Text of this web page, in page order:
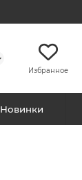
Избранное
Новинки